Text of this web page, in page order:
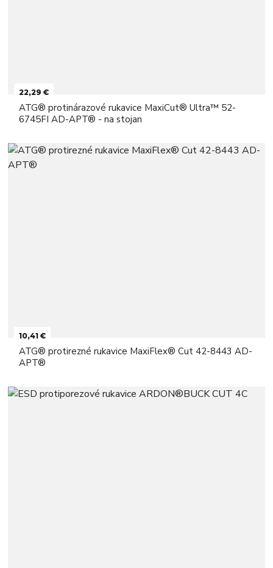
22,29 €
ATG® protinárazové rukavice MaxiCut® Ultra™ 52-
6745FI AD-APT® - na stojan
10,41 €
ATG® protirezné rukavice MaxiFlex® Cut 42-8443 AD-
APT®